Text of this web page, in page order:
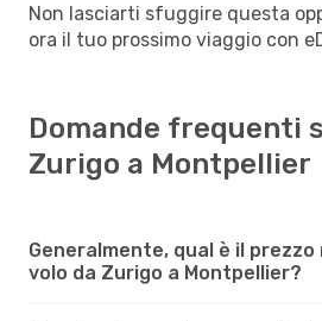
Non lasciarti sfuggire questa
ora il tuo prossimo viaggio con
Domande frequenti
Zurigo a Montpellier
Generalmente, qual è il prezzo
volo da Zurigo a Montpellier?